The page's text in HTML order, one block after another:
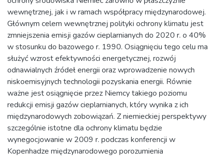
wewnętrznej, jak i w ramach współpracy międzynarodowej.
Głównym celem wewnętrznej polityki ochrony klimatu jest
zmniejszenia emisji gazów cieplarnianych do 2020 r. o 40%
w stosunku do bazowego r. 1990. Osiągnięciu tego celu ma
służyć wzrost efektywności energetycznej, rozwój
odnawialnych źródeł energii oraz wprowadzenie nowych
niskoemisyjnych technologii pozyskania energii. Równie
ważne jest osiągnięcie przez Niemcy takiego poziomu
redukcji emisji gazów cieplarnianych, który wynika z ich
międzynarodowych zobowiązań. Z niemieckiej perspektywy
szczególnie istotne dla ochrony klimatu będzie
wynegocjowanie w 2009 r. podczas konferencji w
Kopenhadze międzynarodowego porozumienia